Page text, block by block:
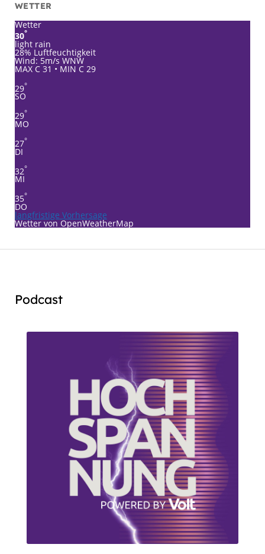
WETTER
Wetter
30°
light rain
28% Luftfeuchtigkeit
Wind: 5m/s WNW
MAX C 31 • MIN C 29
29°
SO
29°
MO
27°
DI
32°
MI
35°
DO
langfristige Vorhersage
Wetter von OpenWeatherMap
Podcast
Player